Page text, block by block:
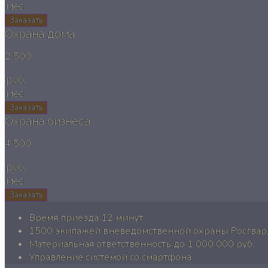
мес
Заказать
Охрана дома
2 500
руб.
мес
Заказать
Охрана бизнеса
4 500
руб.
мес
Заказать
Время приезда 12 минут
1500 экипажей вневедомственной охраны
Материальная ответственность до 1 000 000 руб.
Управление системой со смартфона